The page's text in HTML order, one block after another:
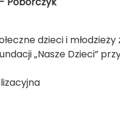
dzieci i
„Nasze Dzieci”